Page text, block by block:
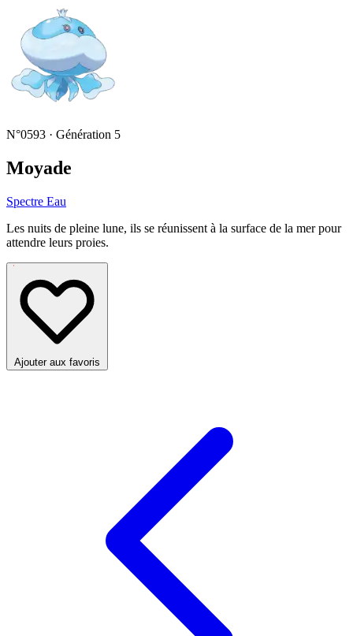
N°0593 · Génération 5
Moyade
Spectre Eau
Les nuits de pleine lune, ils se réunissent à la surface de la mer pour
attendre leurs proies.
Ajouter aux favoris